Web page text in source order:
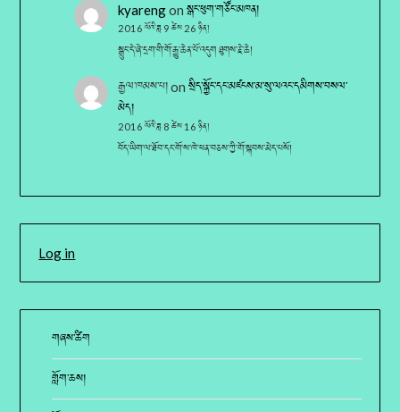
kyarengonསྒང་ཕུག་གཙོང་མཁན།
2016 ལོའི་ཟླ 9 ཚེས 26 ཉིན།
སྒྲུང་དེ་ཞེ་དྲག་གི་གོ་རྒྱུ་ཆེན་པོ་འདུག ཐུགས་རྗེ་ཆེ།
རྒྱལ་ཁམས་པ།onསྲིད་སྐྱོང་དང་མཛངས་མ་སུ་ལའང་དམིགས་བསལ་
མེད།
2016 ལོའི་ཟླ 8 ཚེས 16 ཉིན།
བོད་ཡིག་ལ་ཐོབ་དང་གོ་ས་ཁེ་ཕན་བཅས་ཀྱི་གོ་སྐབས་མེད་པསོ།
Log in
གཞས་ཚིག
གློག་ཆས།